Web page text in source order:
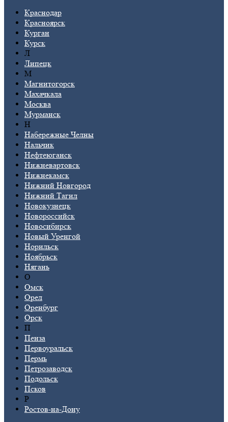
Краснодар
Красноярск
Курган
Курск
Л
Липецк
М
Магнитогорск
Махачкала
Москва
Мурманск
Н
Набережные Челны
Нальчик
Нефтеюганск
Нижневартовск
Нижнекамск
Нижний Новгород
Нижний Тагил
Новокузнецк
Новороссийск
Новосибирск
Новый Уренгой
Норильск
Ноябрьск
Нягань
О
Омск
Орел
Оренбург
Орск
П
Пенза
Первоуральск
Пермь
Петрозаводск
Подольск
Псков
Р
Ростов-на-Дону